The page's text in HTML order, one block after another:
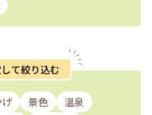
て絞り込む
げ 景色
温泉